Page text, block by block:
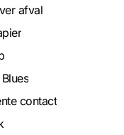
afval
contact